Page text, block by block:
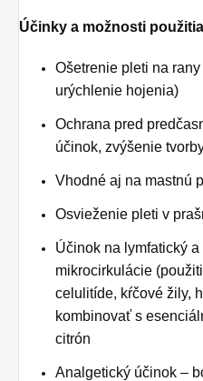
Účinky a možnosti
Ošetrenie pleti na
urýchlenie hojenia)
Ochrana pred
účinok, zvýšenie
Vhodné aj na mastnú
Osvieženie pleti v
Účinok na lymfatický
mikrocirkulácie
celulitíde, kŕčové žily,
kombinovať s
citrón
Analgetický účinok –